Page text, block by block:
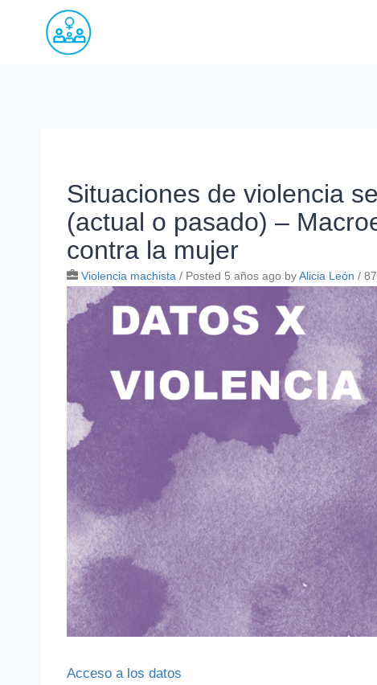
contenido
Situaciones de violencia
(actual o pasado) –
contra la mujer
Violencia machista / Posted 5 años ago byAlicia León /
Acceso a los datos